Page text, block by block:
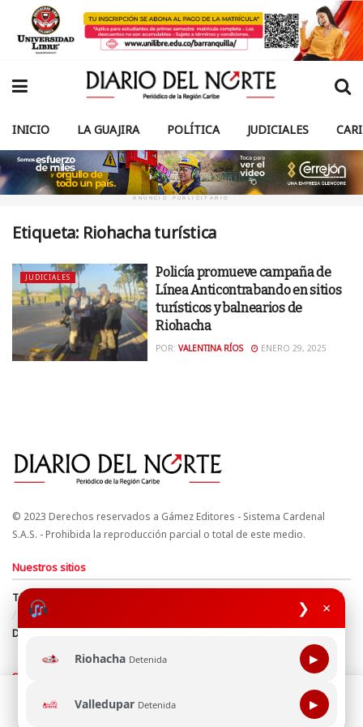
❯ ×
Riohacha Detenida ▶
Valledupar Detenida ▶
INICIO LA GUAJIRA POLÍTICA JUDICIALES
ANUNCIO PUBLICITARIO
Etiqueta: Riohacha turística
JUDICIALES
Policía promueve campaña de
Línea Anticontrabando en sitios
turísticos y balnearios de
Riohacha
POR: VALENTINA RÍOS ENERO 29, 2025
© 2023 Derechos reservados a Gámez Editores - Sistema Cardenal
S.A.S. - Prohibida la reproducción parcial o total de este medio.
Nuestros sitios
Términos y Condiciones
Derechos de Autor y Propiedad Intelectual
Política de uso de cookies
Política de Tratamiento de Datos
Directrices Editoriales
Síguenos
Esta página web usa cookie para mejorar tu experiencia de
navegación, al continuar aceptas nuestra política de uso de